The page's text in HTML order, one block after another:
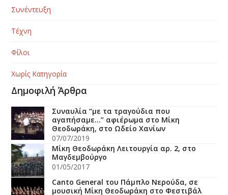
Συνέντευξη
Τέχνη
Φίλοι
Χωρίς Κατηγορία
Δημοφιλή Άρθρα
Συναυλία “με τα τραγούδια που
αγαπήσαμε…” αφιέρωμα στο Μίκη
Θεοδωράκη, στο Ωδείο Χανίων
07/07/2019
Μίκη Θεοδωράκη Λειτουργία αρ. 2, στο
Μαγδεμβούργο
01/05/2017
Canto General του Πάμπλο Νερούδα, σε
μουσική Μίκη Θεοδωράκη στο Φεστιβάλ